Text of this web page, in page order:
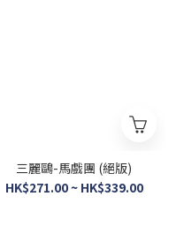
三麗鷗-馬戲團 (絕版)
HK$271.00 ~ HK$339.00